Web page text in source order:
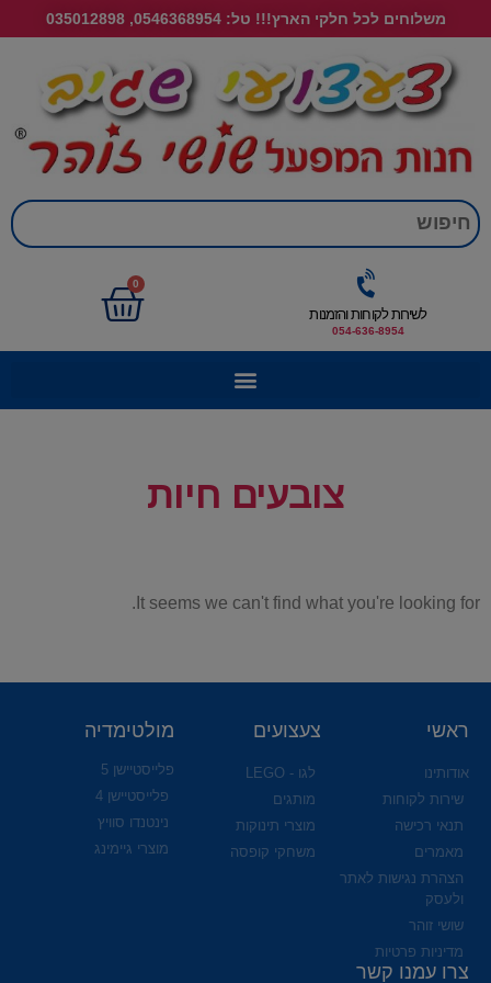
משלוחים לכל חלקי הארץ!!! טל: 0546368954, 035012898
לשירות לקוחות והזמנות
054-636-8954
0
צובעים חיות
It seems we can't find what you're looking for.
ראשי
אודותינו
שירות לקוחות
תנאי רכישה
מאמרים
הצהרת נגישות לאתר
ולעסק
שושי זוהר
מדיניות פרטיות
צעצועים
לגו - LEGO
מותגים
מוצרי תינוקות
משחקי קופסה
מולטימדיה
פלייסטיישן 5
פלייסטיישן 4
נינטנדו סוויץ
מוצרי גיימינג
צרו עמנו קשר